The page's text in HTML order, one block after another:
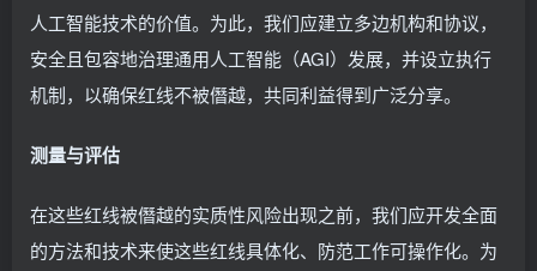
人工智能技术的价值。为此，我们应建立多边机构和协议，
安全且包容地治理通用人工智能（AGI）发展，并设立执行
机制，以确保红线不被僭越，共同利益得到广泛分享。
测量与评估
在这些红线被僭越的实质性风险出现之前，我们应开发全面
的方法和技术来使这些红线具体化、防范工作可操作化。为